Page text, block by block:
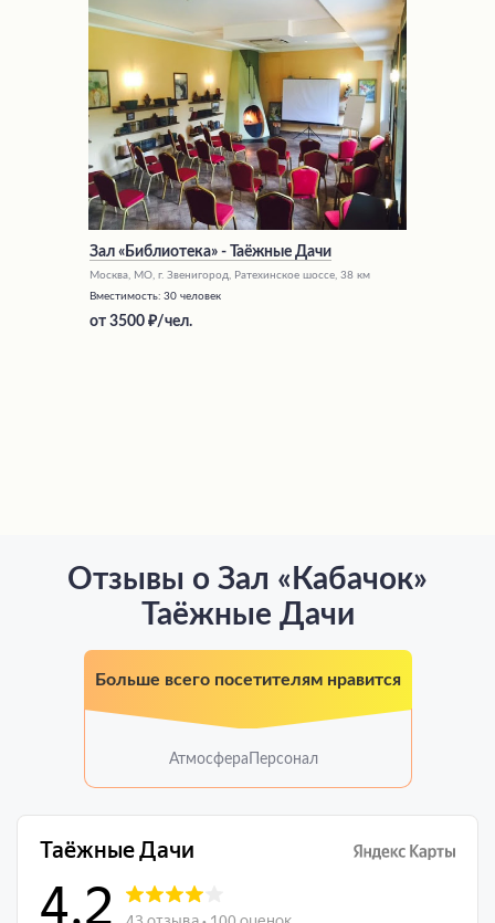
Зал «Библиотека» - Таёжные Дачи
Москва, МО, г. Звенигород, Ратехинское шоссе, 38 км
Вместимость: 30 человек
от 3500 /чел.
Отзывы о Зал «Кабачок»
Таёжные Дачи
Больше всего посетителям нравится
Атмосфера Персонал